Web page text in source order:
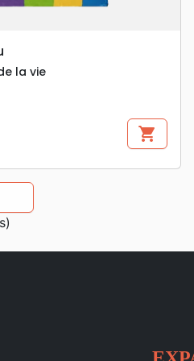
la vie
shopping_cart